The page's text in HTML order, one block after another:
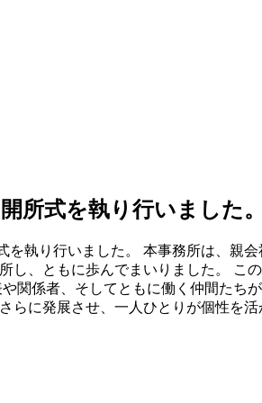
所式を執り行いました。
を執り行いました。 本事務所は、親
し、ともに歩んでまいりました。
関係者、そしてともに働く仲間た
らに発展させ、一人ひとりが個性を